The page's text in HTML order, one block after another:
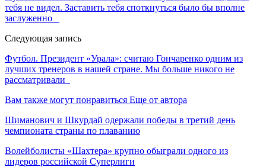
тебя не видел. Заставить тебя споткнуться было бы вполне
заслуженно
Следующая запись
Футбол. Президент «Урала»: считаю Гончаренко одним из
лучших тренеров в нашей стране. Мы больше никого не
рассматривали
Вам также могут понравиться Еще от автора
Шиманович и Шкурдай одержали победы в третий день
чемпионата страны по плаванию
Волейболисты «Шахтера» крупно обыграли одного из
лидеров российской Суперлиги